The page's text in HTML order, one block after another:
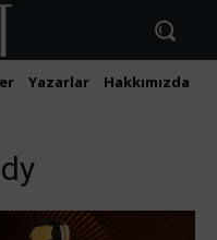
Yazarlar Hakkımızda